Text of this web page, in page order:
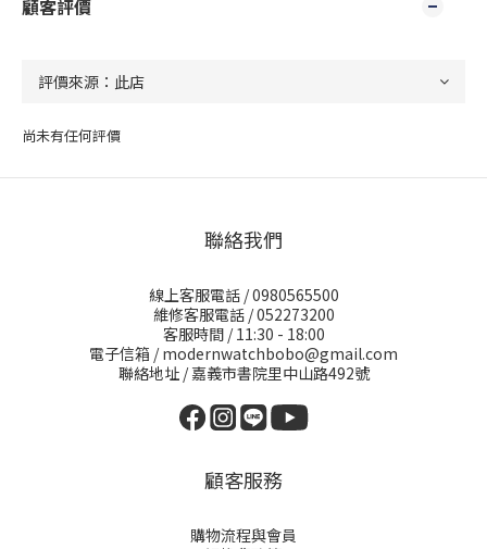
顧客評價
尚未有任何評價
聯絡我們
線上客服電話 / 0980565500
維修客服電話 / 052273200
客服時間 / 11:30 - 18:00
電子信箱 / modernwatchbobo@gmail.com
聯絡地址 / 嘉義市書院里中山路492號
顧客服務
購物流程與會員